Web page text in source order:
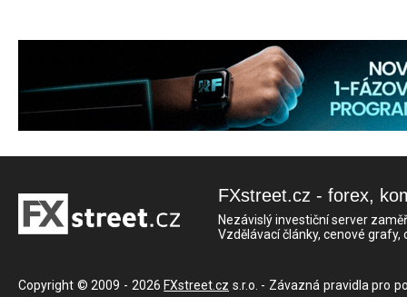
FXstreet.cz - forex,
Nezávislý investiční server
Vzdělávací články, cenové
Copyright © 2009 - 2026 FXstreet.cz s.r.o. - Závazná pravidla pro